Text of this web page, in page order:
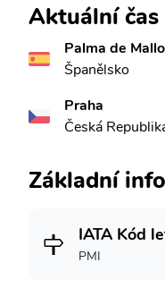
Aktuální čas
Palma de
Španělsko
Praha
Česká
Základní
IATA Kód
PMI